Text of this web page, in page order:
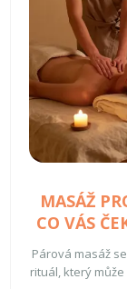
MASÁŽ
CO VÁS
Párová masáž
rituál, který